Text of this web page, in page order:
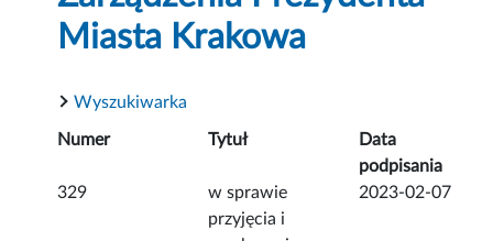
Miasta Krakowa
Wyszukiwarka
Numer Tytuł
Data
podpisania
329
w sprawie
przyjęcia i
2023-02-07